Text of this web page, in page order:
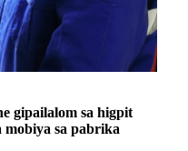
gipailalom sa higpit
mobiya sa pabrika